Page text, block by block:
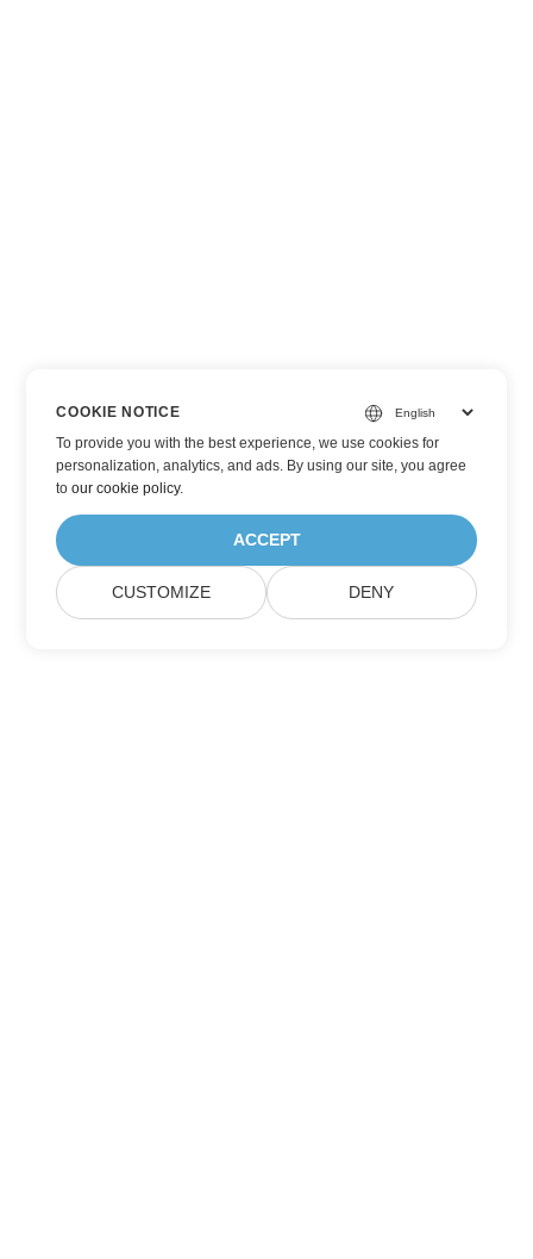
COOKIE NOTICE
To provide you with the best experience, we use cookies for
personalization, analytics, and ads. By using our site, you agree
toour cookie policy.
ACCEPT
CUSTOMIZE DENY